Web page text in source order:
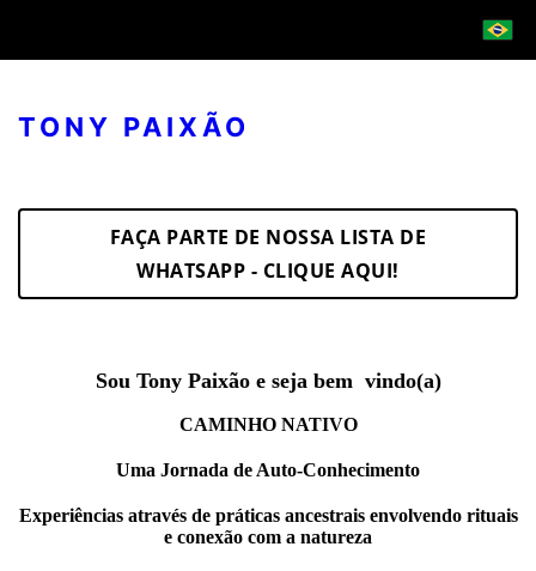
TONY PAIXÃO
FAÇA PARTE DE NOSSA LISTA DE
WHATSAPP - CLIQUE AQUI!
Sou Tony Paixão e seja bem vindo(a)
CAMINHO NATIVO
Uma Jornada de Auto-Conhecimento
Experiências através de práticas ancestrais envolvendo rituais
e conexão com a natureza